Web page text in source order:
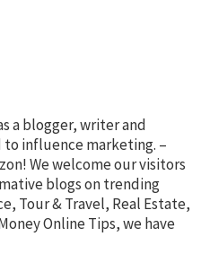
a blogger, writer and
influence marketing. –
We welcome our visitors
blogs on trending
Tour & Travel, Real Estate,
Online Tips, we have